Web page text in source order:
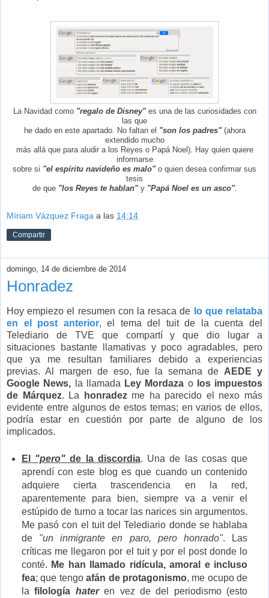
La Navidad como "regalo de Disney"es una de las curiosidades con
las que
he dado en este apartado. No faltan el "son los padres"(ahora
extendido mucho
más allá que para aludir a los Reyes o Papá Noel). Hay quien quiere
informarse
sobre si "el espíritu navideño es malo" o quien desea confirmar sus
tesis
de que "los Reyes te hablan"y "Papá Noel es un asco".
Míriam Vázquez Fraga a las 14:14
Compartir
domingo, 14 de diciembre de 2014
Honradez
Hoy empiezo el resumen con la resaca de lo que relataba
en el post anterior, el tema del tuit de la cuenta del
Telediario de TVE que compartí y que dio lugar a
situaciones bastante llamativas y poco agradables, pero
que ya me resultan familiares debido a experiencias
previas. Al margen de eso, fue la semana de AEDE y
Google News,
la llamada Ley Mordaza olos impuestos
de Márquez. La honradezme ha parecido el nexo más
evidente entre algunos de estos temas; en varios de ellos,
podría estar en cuestión por parte de alguno de los
implicados.
El "pero"de la discordia. Una de las cosas que
aprendí con este blog es que cuando un contenido
adquiere cierta trascendencia en la red,
aparentemente para bien, siempre va a venir el
estúpido de turno a tocar las narices sin argumentos.
Me pasó con el tuit del Telediario donde se hablaba
de "un inmigrante en paro, pero honrado". Las
críticas me llegaron por el tuit y por el post donde lo
conté. Me han llamado ridícula, amoral e incluso
fea; que tengoafán de protagonismo, me ocupo de
lafilología hateren vez de del periodismo (esto